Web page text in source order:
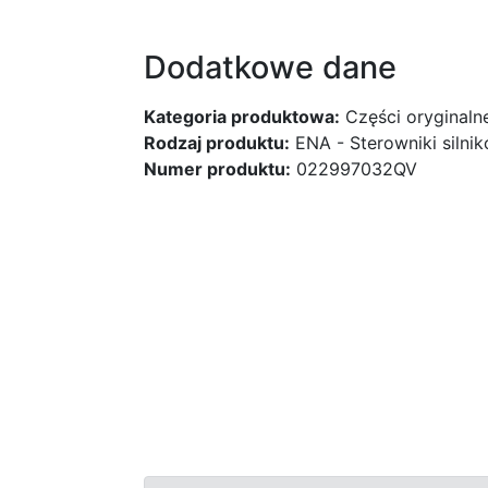
Dodatkowe dane
Kategoria produktowa: Części
Rodzaj produktu: ENA - Sterowniki
Numer produktu: 022997032QV